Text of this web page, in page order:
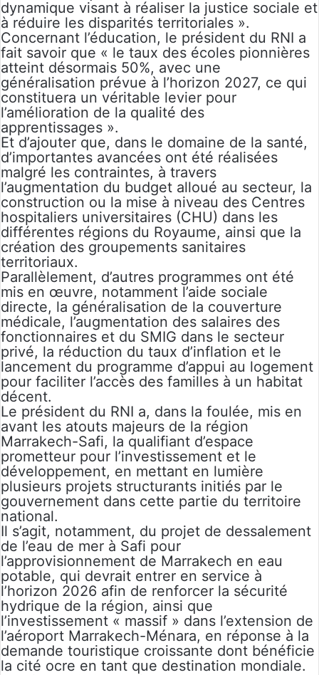
dynamique visant à réaliser la justice sociale et
à réduire les disparités territoriales ».
Concernant l’éducation, le président du RNI a
fait savoir que « le taux des écoles pionnières
atteint désormais 50%, avec une
généralisation prévue à l’horizon 2027, ce qui
constituera un véritable levier pour
l’amélioration de la qualité des
apprentissages ».
Et d’ajouter que, dans le domaine de la santé,
d’importantes avancées ont été réalisées
malgré les contraintes, à travers
l’augmentation du budget alloué au secteur, la
construction ou la mise à niveau des Centres
hospitaliers universitaires (CHU) dans les
différentes régions du Royaume, ainsi que la
création des groupements sanitaires
territoriaux.
Parallèlement, d’autres programmes ont été
mis en œuvre, notamment l’aide sociale
directe, la généralisation de la couverture
médicale, l’augmentation des salaires des
fonctionnaires et du SMIG dans le secteur
privé, la réduction du taux d’inflation et le
lancement du programme d’appui au logement
pour faciliter l’accès des familles à un habitat
décent.
Le président du RNI a, dans la foulée, mis en
avant les atouts majeurs de la région
Marrakech-Safi, la qualifiant d’espace
prometteur pour l’investissement et le
développement, en mettant en lumière
plusieurs projets structurants initiés par le
gouvernement dans cette partie du territoire
national.
Il s’agit, notamment, du projet de dessalement
de l’eau de mer à Safi pour
l’approvisionnement de Marrakech en eau
potable, qui devrait entrer en service à
l’horizon 2026 afin de renforcer la sécurité
hydrique de la région, ainsi que
l’investissement « massif » dans l’extension de
l’aéroport Marrakech-Ménara, en réponse à la
demande touristique croissante dont bénéficie
la cité ocre en tant que destination mondiale.